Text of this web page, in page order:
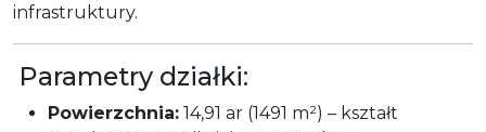
infrastruktury.
Parametry działki:
Powierzchnia: 14,91 ar (1491 m²) – kształt